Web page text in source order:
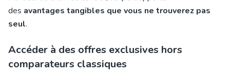
des avantages tangibles que vous ne trouverez pas
seul.
Accéder à des offres exclusives hors
comparateurs classiques